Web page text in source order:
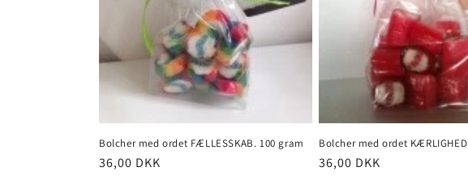
Bolcher med ordet FÆLLESSKAB. 100 gram
Normalpris
36,00 DKK
Bolcher med ordet KÆRLIGHED
Normalpris
36,00 DKK